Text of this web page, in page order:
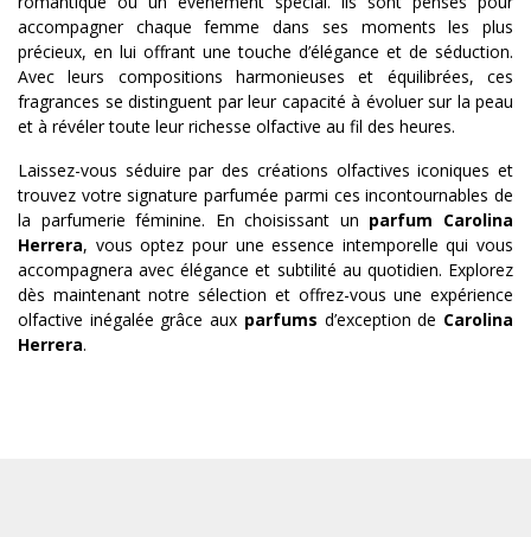
accompagner chaque femme dans ses moments les plus
précieux, en lui offrant une touche d’élégance et de séduction.
Avec leurs compositions harmonieuses et équilibrées, ces
fragrances se distinguent par leur capacité à évoluer sur la peau
et à révéler toute leur richesse olfactive au fil des heures.
Laissez-vous séduire par des créations olfactives iconiques et
trouvez votre signature parfumée parmi ces incontournables de
la parfumerie féminine. En choisissant un parfum Carolina
Herrera, vous optez pour une essence intemporelle qui vous
accompagnera avec élégance et subtilité au quotidien. Explorez
dès maintenant notre sélection et offrez-vous une expérience
olfactive inégalée grâce aux parfums d’exception de Carolina
Herrera.